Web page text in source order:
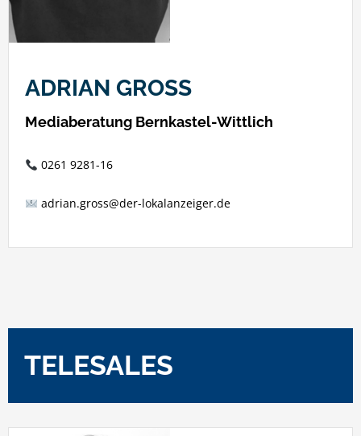
ADRIAN GROSS
Mediaberatung Bernkastel-Wittlich
0261 9281-16
adrian.gross@der-lokalanzeiger.de
TELESALES